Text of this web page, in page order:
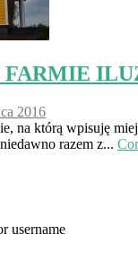
FARMIE
2016
na którą wpisuję
razem z...
username